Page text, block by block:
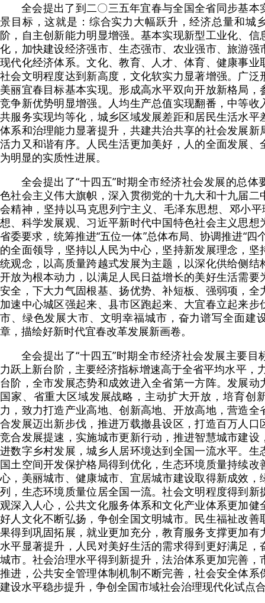
全会提出了到二〇三五年宜春与全国全省同步基本
景目标，这就是：综合实力大幅跃升，经济总量和城
阶，自主创新能力明显增强。基本实现新型工业化、信
化，加快建设经济强市、生态强市、农业强市、旅游强
现代化经济体系。文化、教育、人才、体育、健康事业
社会文明程度达到新高度，文化软实力显著增强。广泛
美丽宜春目标基本实现。形成高水平双向开放新格局，
竞争新优势明显增强。人均生产总值实现翻番，中等收
共服务实现均等化，城乡区域发展差距和居民生活水平
体系和治理能力显著提升，共建共治共享的社会发展新
活力又和谐有序。人民生活更加美好，人的全面发展、
为明显的实质性进展。
全会提出了“十四五”时期全市经济社会发展的总
色社会主义伟大旗帜，深入贯彻党的十九大和十九届二
会精神，坚持以马克思列宁主义、毛泽东思想、邓小平
想、科学发展观、习近平新时代中国特色社会主义思想
省委要求，统筹推进“五位一体”总体布局、协调推进“四
的全面领导，坚持以人民为中心，坚持新发展理念，坚
统观念，以高质量跨越式发展为主题，以深化供给侧结
开放为根本动力，以满足人民日益增长的美好生活需要
安全，下大力气固根基、扬优势、补短板、强弱项，全
加速中心城区强起来、县市区跑起来、大宜春立起来步
市、绿色发展大市、文明幸福城市，奋力谱写全面建
章，描绘好新时代宜春改革发展新画卷。
全会提出了“十四五”时期全市经济社会发展主要
力跃上新台阶，主要经济指标增速高于全省平均水平，
台阶，全市发展态势和成效进入全省第一方阵。发展动
国家、省重大区域发展战略，主动扩大开放，培育创
力，致力打造产业高地、创新高地、开放高地，营造全
合发展迈出新步伐，推进万载撤县设区，打造百万人口
竞合发展提速，实施城市更新行动，推进智慧城市建设
进数字乡村发展，城乡人居环境达到全国一流水平。生
国土空间开发保护格局得到优化，生态环境质量持续改
心，美丽城市、健康城市、宜居城市建设取得新成效，
列，生态环境质量位居全国一流。社会文明程度得到新
观深入人心，公共文化服务体系和文化产业体系更加健
好人文化不断弘扬，争创全国文明城市。民生福祉改善
果得到巩固拓展，就业更加充分，教育服务支撑更加有
水平显著提升，人民对美好生活的需求得到更好满足，
城市。社会治理水平得到新提升，法治体系更加完善，
推进，公共安全管理体制机制不断完善，社会安全体系
建设水平稳步提升，争创全国市域社会治理现代化试点